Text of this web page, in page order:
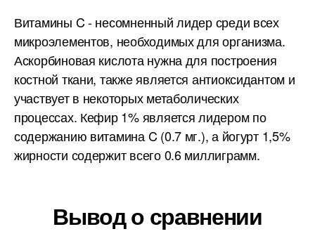
Витамины C - несомненный лидер среди всех
микроэлементов, необходимых для организма.
Аскорбиновая кислота нужна для построения
костной ткани, также является антиоксидантом и
участвует в некоторых метаболических
процессах. Кефир 1% является лидером по
содержанию витамина C (0.7 мг.), а йогурт 1,5%
жирности содержит всего 0.6 миллиграмм.
Вывод о сравнении